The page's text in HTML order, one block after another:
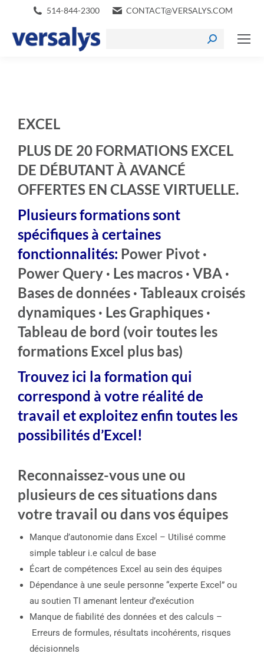
514-844-2300 CONTACT@VERSALYS.COM
EXCEL
PLUS DE 20 FORMATIONS EXCEL
DE DÉBUTANT À AVANCÉ
OFFERTES EN CLASSE VIRTUELLE.
Plusieurs formations sont
spécifiques à certaines
fonctionnalités: Power Pivot ·
Power Query · Les macros · VBA ·
Bases de données · Tableaux croisés
dynamiques · Les Graphiques ·
Tableau de bord (voir toutes les
formations Excel plus bas)
Trouvez ici la formation qui
correspond à votre réalité de
travail et exploitez enfin toutes les
possibilités d’Excel!
Reconnaissez-vous une ou
plusieurs de ces situations dans
votre travail ou dans vos équipes
Manque d’autonomie dans Excel – Utilisé comme
simple tableur i.e calcul de base
Écart de compétences Excel au sein des équipes
Dépendance à une seule personne “experte Excel” ou
au soutien TI amenant lenteur d’exécution
Manque de fiabilité des données et des calculs –
Erreurs de formules, résultats incohérents, risques
décisionnels